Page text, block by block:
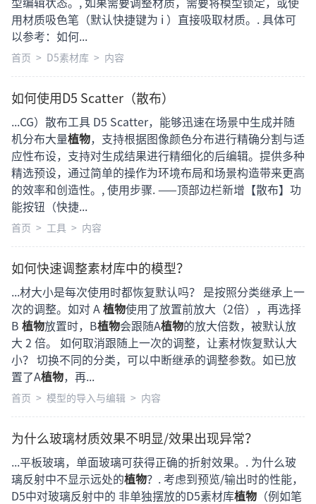
型编辑状态。, 如果需要调整材质，需要将模型锁定，或使
用材质吸色笔（默认快捷键为 i ）直接吸取材质。. 具体可
以参考：如何...
首页 > D5素材库 > 内容
如何使用D5 Scatter（散布）
...CG）散布工具 D5 Scatter，能够迅速在场景中生成并随
机分布大量植物，支持根据图像颜色分布进行精确分割与适
应性布设，支持对生成结果进行精细化的后编辑。提供多种
精选预设，通过简单的操作为环境布局和场景构造带来更高
的效率和创造性。, 使用步骤. ——顶部边栏新增【散布】功
能按钮（快捷...
首页 > 工具 > 内容
如何快速调整素材库中的模型？
...材大小是每次使用时都恢复默认吗？ 是按照分类继承上一
次的调整。如对 A 植物使用了放置前放大（2倍），再选择
B 植物放置时，B植物会跟随A植物的放大倍数，被默认放
大 2 倍。 如何取消跟随上一次的调整，让素材恢复默认大
小？ 切换不同的分类，可以中断继承的调整参数。如已放
置了A植物，再...
首页 > 模型的导入与编辑 > 内容
为什么玻璃材质效果不明显/效果出现异常？
...平板玻璃，单面玻璃可获得正确的折射效果。. 为什么玻
璃反射中不显示远处的植物？. 考虑到预览/输出时的性能，
D5中对玻璃反射中的 非单独摆放的D5素材库植物 （例如笔